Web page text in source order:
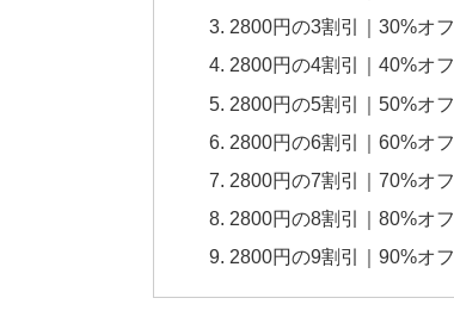
2800円の3割引｜30%オフ
2800円の4割引｜40%オフ
2800円の5割引｜50%オフ
2800円の6割引｜60%オフ
2800円の7割引｜70%オフ
2800円の8割引｜80%オフ
2800円の9割引｜90%オフ